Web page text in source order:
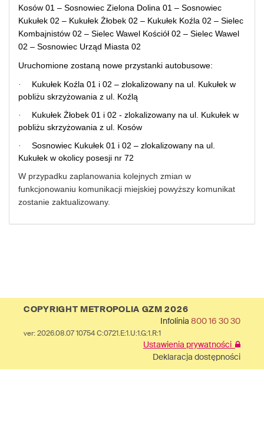
Kosów 01 – Sosnowiec Zielona Dolina 01 – Sosnowiec
Kukułek 02 – Kukułek Żłobek 02 – Kukułek Koźla 02 – Sielec
Kombajnistów 02 – Sielec Wawel Kościół 02 – Sielec Wawel
02 – Sosnowiec Urząd Miasta 02
Uruchomione zostaną nowe przystanki autobusowe:
·
Kukułek Koźla 01 i 02 – zlokalizowany na ul. Kukułek w
pobliżu skrzyżowania z ul. Koźlą
·
Kukułek Żłobek 01 i 02 - zlokalizowany na ul. Kukułek w
pobliżu skrzyżowania z ul. Kosów
·
Sosnowiec Kukułek 01 i 02 – zlokalizowany na ul.
Kukułek w okolicy posesji nr 72
W przypadku zaplanowania kolejnych zmian w
funkcjonowaniu komunikacji miejskiej powyższy komunikat
zostanie zaktualizowany.
COPYRIGHT METROPOLIA GZM 2026
Infolinia 800 16 30 30
ver: 2026.08.07 10754 C:0721.E:1.U:1.G:1.R:1
Ustawienia prywatności
Deklaracja dostępności